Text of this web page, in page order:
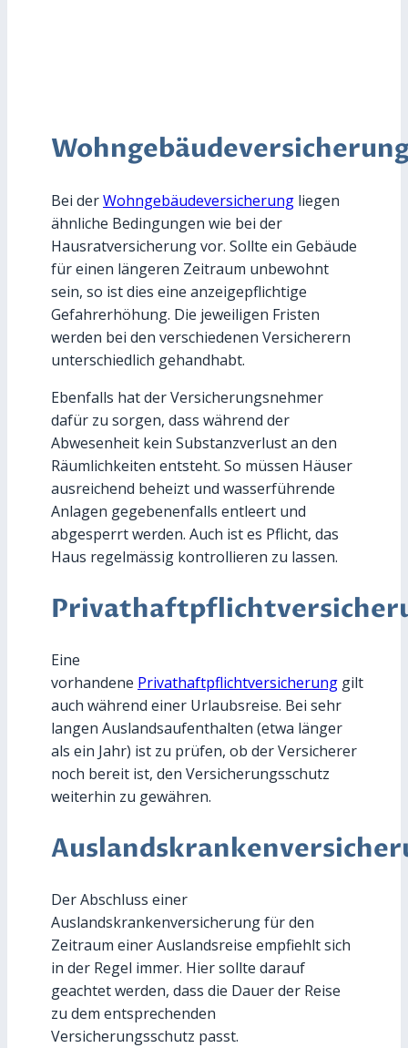
Bei derWohngebäudeversicherung liegen
ähnliche Bedingungen wie bei der
Hausratversicherung vor. Sollte ein Gebäude
für einen längeren Zeitraum unbewohnt
sein, so ist dies eine anzeigepflichtige
Gefahrerhöhung. Die jeweiligen Fristen
werden bei den verschiedenen Versicherern
unterschiedlich gehandhabt.
Ebenfalls hat der Versicherungsnehmer
dafür zu sorgen, dass während der
Abwesenheit kein Substanzverlust an den
Räumlichkeiten entsteht. So müssen Häuser
ausreichend beheizt und wasserführende
Anlagen gegebenenfalls entleert und
abgesperrt werden. Auch ist es Pflicht, das
Haus regelmässig kontrollieren zu lassen.
Eine
vorhandene Privathaftpflichtversicherung gilt
auch während einer Urlaubsreise. Bei sehr
langen Auslandsaufenthalten (etwa länger
als ein Jahr) ist zu prüfen, ob der Versicherer
noch bereit ist, den Versicherungsschutz
weiterhin zu gewähren.
Der Abschluss einer
Auslandskrankenversicherung für den
Zeitraum einer Auslandsreise empfiehlt sich
in der Regel immer. Hier sollte darauf
geachtet werden, dass die Dauer der Reise
zu dem entsprechenden
Versicherungsschutz passt.